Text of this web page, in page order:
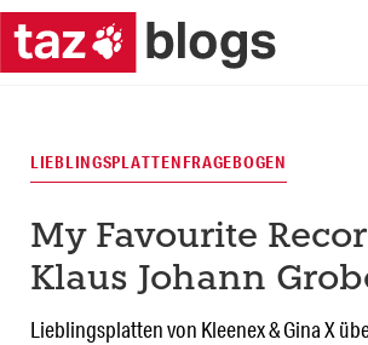
LIEBLINGSPLATTENFRAGEBOGEN
My Favourite
Klaus Johann
Lieblingsplatten von Kleenex & Gina X